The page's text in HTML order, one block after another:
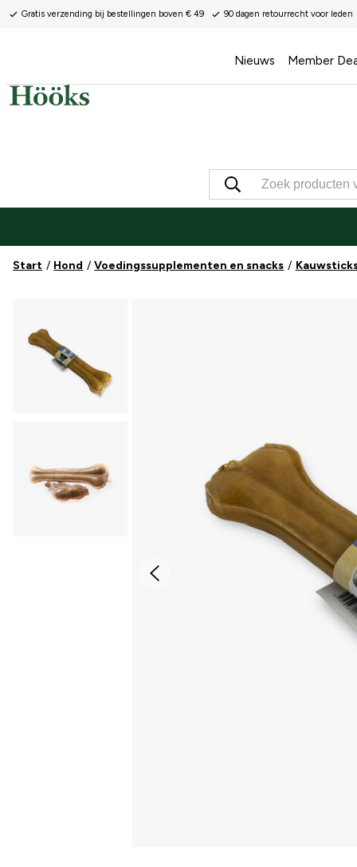
Gratis verzending bij bestellingen boven € 49 90 dagen retourrecht voor leden
Nieuws Member
Start Hond Voedingssupplementen en snacks